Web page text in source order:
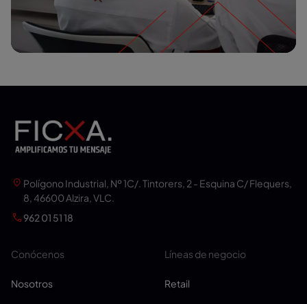
Polígono Industrial, Nº 1C/. Tintorers, 2 - Esquina C/ Flequers,
8, 46600 Alzira, VLC.
962 01 51 18
Conócenos
Nosotros
Líneas de negocio
Retail